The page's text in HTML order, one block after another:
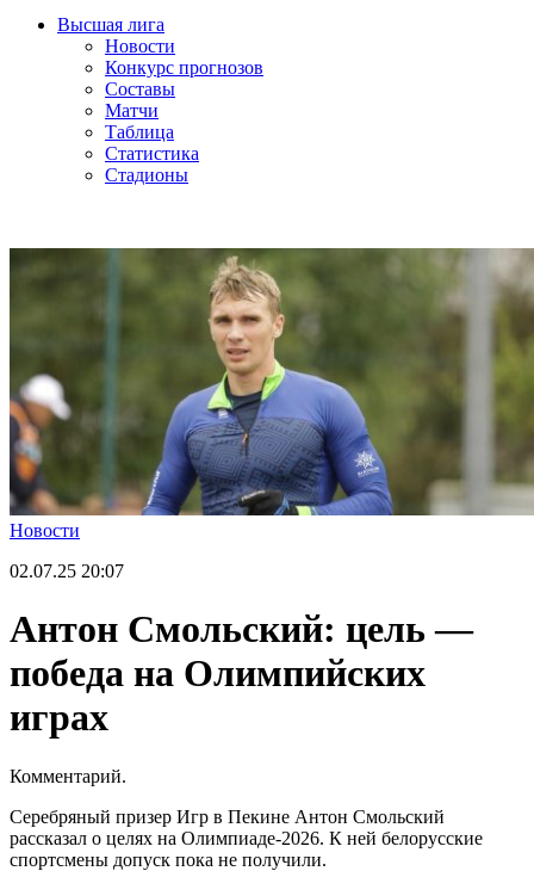
Высшая лига
Новости
Конкурс прогнозов
Составы
Матчи
Таблица
Статистика
Стадионы
Новости
02.07.25 20:07
Антон Смольский: цель —
победа на Олимпийских
играх
Комментарий.
Серебряный призер Игр в Пекине Антон Смольский
рассказал о целях на Олимпиаде-2026. К ней белорусские
спортсмены допуск пока не получили.